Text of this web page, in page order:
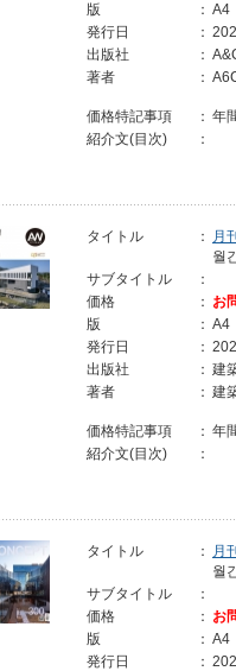
版
： A4
発行日
：
出版社
：
著者
：
価格特記事項 ： 年
紹介文(目次)
：
タイトル ：
月
월
サブタイトル
：
価格
： お
版
： A4
発行日
：
出版社
： 建
著者
： 建
価格特記事項 ： 年
紹介文(目次)
：
タイトル ：
月
월
サブタイトル
：
価格
： お
版
： A4
発行日
：